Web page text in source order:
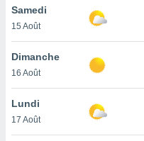
en
de
Samedi
15 Août
Dimanche
16 Août
Lundi
17 Août